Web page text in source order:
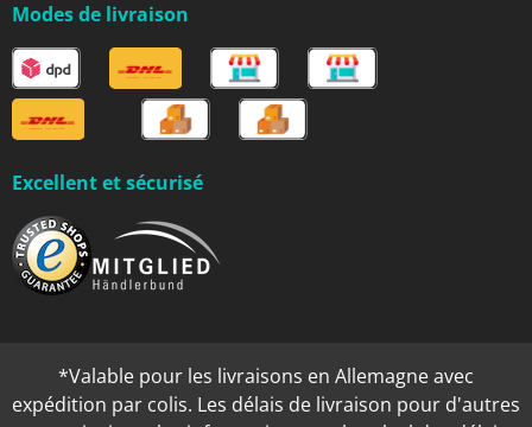
Modes de livraison
Excellent et sécurisé
*Valable pour les livraisons en Allemagne avec
expédition par colis. Les délais de livraison pour d'autres